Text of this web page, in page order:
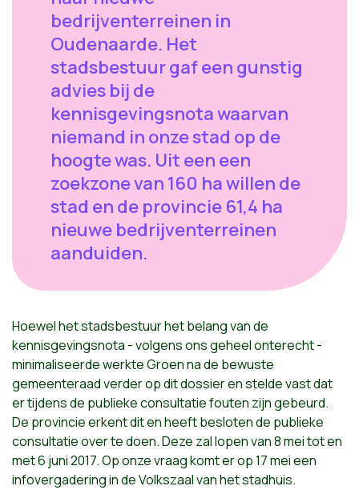
bedrijventerreinen in
Oudenaarde. Het
stadsbestuur gaf een gunstig
advies bij de
kennisgevingsnota waarvan
niemand in onze stad op de
hoogte was. Uit een een
zoekzone van 160 ha willen de
stad en de provincie 61,4 ha
nieuwe bedrijventerreinen
aanduiden.
Hoewel het stadsbestuur het belang van de
kennisgevingsnota - volgens ons geheel onterecht -
minimaliseerde werkte Groen na de bewuste
gemeenteraad verder op dit dossier en stelde vast dat
er tijdens de publieke consultatie fouten zijn gebeurd.
De provincie erkent dit en heeft besloten de publieke
consultatie over te doen. Deze zal lopen van 8 mei tot en
met 6 juni 2017. Op onze vraag komt er op 17 mei een
infovergadering in de Volkszaal van het stadhuis.